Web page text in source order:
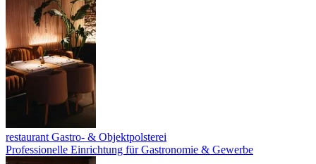
restaurant Gastro- & Objektpolsterei
Professionelle Einrichtung für Gastronomie & Gewerbe